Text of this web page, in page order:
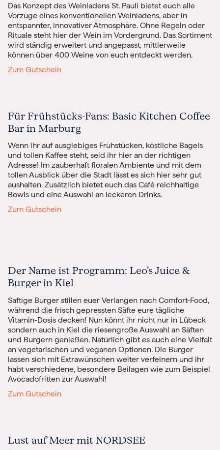
Das Konzept des Weinladens St. Pauli bietet euch alle
Vorzüge eines konventionellen Weinladens, aber in
entspannter, innovativer Atmosphäre. Ohne Regeln oder
Rituale steht hier der Wein im Vordergrund. Das Sortiment
wird ständig erweitert und angepasst, mittlerweile
können über 400 Weine von euch entdeckt werden.
Zum Gutschein
Für Frühstücks-Fans: Basic Kitchen Coffee
Bar in Marburg
Wenn ihr auf ausgiebiges Frühstücken, köstliche Bagels
und tollen Kaffee steht, seid ihr hier an der richtigen
Adresse! Im zauberhaft floralen Ambiente und mit dem
tollen Ausblick über die Stadt lässt es sich hier sehr gut
aushalten. Zusätzlich bietet euch das Café reichhaltige
Bowls und eine Auswahl an leckeren Drinks.
Zum Gutschein
Der Name ist Programm: Leo’s Juice &
Burger in Kiel
Saftige Burger stillen euer Verlangen nach Comfort-Food,
während die frisch gepressten Säfte eure tägliche
Vitamin-Dosis decken! Nun könnt ihr nicht nur in Lübeck
sondern auch in Kiel die riesengroße Auswahl an Säften
und Burgern genießen. Natürlich gibt es auch eine Vielfalt
an vegetarischen und veganen Optionen. Die Burger
lassen sich mit Extrawünschen weiter verfeinern und ihr
habt verschiedene, besondere Beilagen wie zum Beispiel
Avocadofritten zur Auswahl!
Zum Gutschein
Lust auf Meer mit NORDSEE